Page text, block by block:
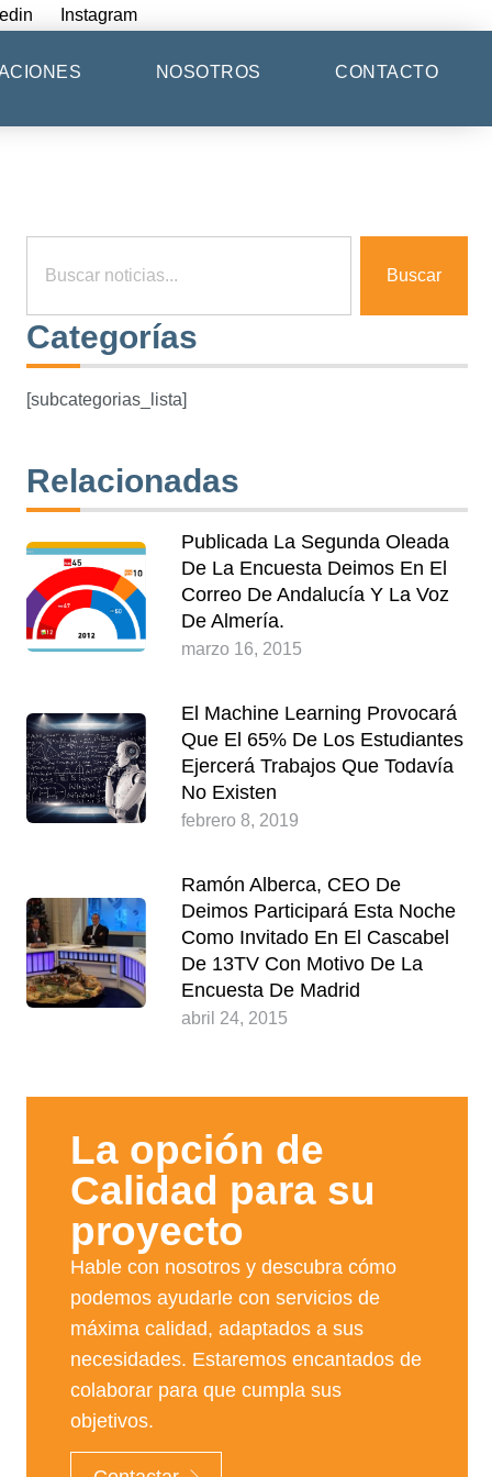
Instagram
NOSOTROS CONTACTO
Buscar
Categorías
[subcategorias_lista]
Relacionadas
Publicada La Segunda Oleada
De La Encuesta Deimos En El
Correo De Andalucía Y La Voz
De Almería.
marzo 16, 2015
El Machine Learning Provocará
Que El 65% De Los Estudiantes
Ejercerá Trabajos Que Todavía
No Existen
febrero 8, 2019
Ramón Alberca, CEO De
Deimos Participará Esta Noche
Como Invitado En El Cascabel
De 13TV Con Motivo De La
Encuesta De Madrid
abril 24, 2015
La opción de
Calidad para su
proyecto​
Hable con nosotros y descubra cómo
podemos ayudarle con servicios de
máxima calidad, adaptados a sus
necesidades. Estaremos encantados de
colaborar para que cumpla sus
objetivos.